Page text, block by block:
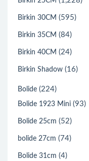
Birkin 30CM (595)
Birkin 35CM (84)
Birkin 40CM (24)
Birkin Shadow (16)
Bolide (224)
Bolide 1923 Mini (93)
Bolide 25cm (52)
bolide 27cm (74)
Bolide 31cm (4)